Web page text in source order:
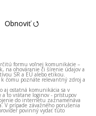
Obnoviť ⭯
formu voľnej komunikácie –
na ohováranie či šírenie údajov a
SR a EÚ alebo etikou.
čomu poznáte relevantný zdroj a
ostatná komunikácia sa v
a to vrátane loginov - prístupov
do internetu zaznamenáva
V prípade závažného porušenia
povinný vydať túto